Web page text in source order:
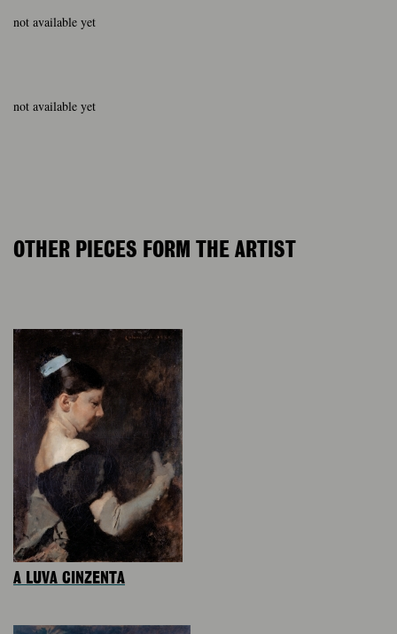
not available yet
not available yet
OTHER PIECES FORM THE ARTIST
A LUVA CINZENTA